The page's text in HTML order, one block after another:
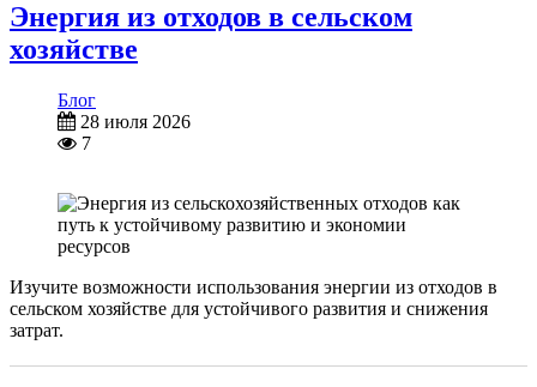
Энергия из отходов в сельском
хозяйстве
Блог
28 июля 2026
7
Изучите возможности использования энергии из отходов в
сельском хозяйстве для устойчивого развития и снижения
затрат.